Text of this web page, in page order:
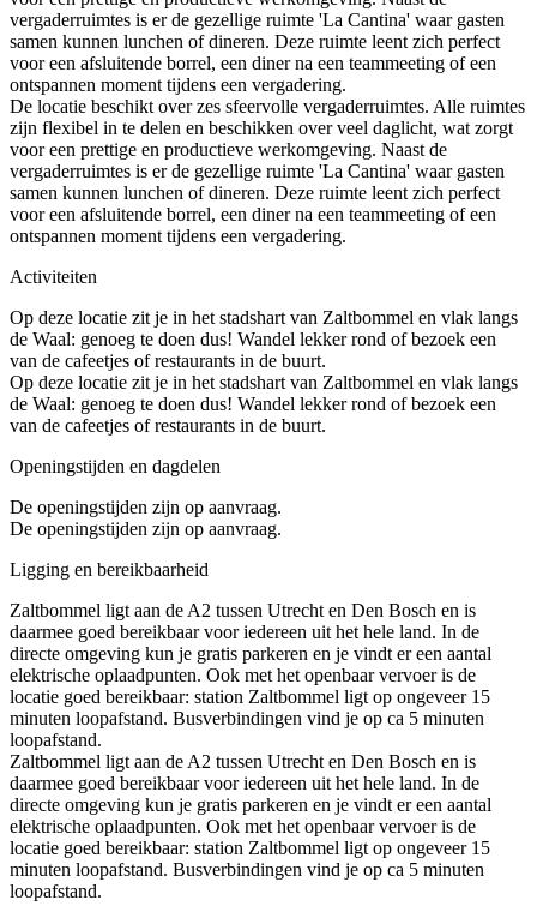
vergaderruimtes is er de gezellige ruimte 'La Cantina' waar gasten
samen kunnen lunchen of dineren. Deze ruimte leent zich perfect
voor een afsluitende borrel, een diner na een teammeeting of een
ontspannen moment tijdens een vergadering.
De locatie beschikt over zes sfeervolle vergaderruimtes. Alle ruimtes
zijn flexibel in te delen en beschikken over veel daglicht, wat zorgt
voor een prettige en productieve werkomgeving. Naast de
vergaderruimtes is er de gezellige ruimte 'La Cantina' waar gasten
samen kunnen lunchen of dineren. Deze ruimte leent zich perfect
voor een afsluitende borrel, een diner na een teammeeting of een
ontspannen moment tijdens een vergadering.
Activiteiten
Op deze locatie zit je in het stadshart van Zaltbommel en vlak langs
de Waal: genoeg te doen dus! Wandel lekker rond of bezoek een
van de cafeetjes of restaurants in de buurt.
Op deze locatie zit je in het stadshart van Zaltbommel en vlak langs
de Waal: genoeg te doen dus! Wandel lekker rond of bezoek een
van de cafeetjes of restaurants in de buurt.
Openingstijden en dagdelen
De openingstijden zijn op aanvraag.
De openingstijden zijn op aanvraag.
Ligging en bereikbaarheid
Zaltbommel ligt aan de A2 tussen Utrecht en Den Bosch en is
daarmee goed bereikbaar voor iedereen uit het hele land. In de
directe omgeving kun je gratis parkeren en je vindt er een aantal
elektrische oplaadpunten. Ook met het openbaar vervoer is de
locatie goed bereikbaar: station Zaltbommel ligt op ongeveer 15
minuten loopafstand. Busverbindingen vind je op ca 5 minuten
loopafstand.
Zaltbommel ligt aan de A2 tussen Utrecht en Den Bosch en is
daarmee goed bereikbaar voor iedereen uit het hele land. In de
directe omgeving kun je gratis parkeren en je vindt er een aantal
elektrische oplaadpunten. Ook met het openbaar vervoer is de
locatie goed bereikbaar: station Zaltbommel ligt op ongeveer 15
minuten loopafstand. Busverbindingen vind je op ca 5 minuten
loopafstand.